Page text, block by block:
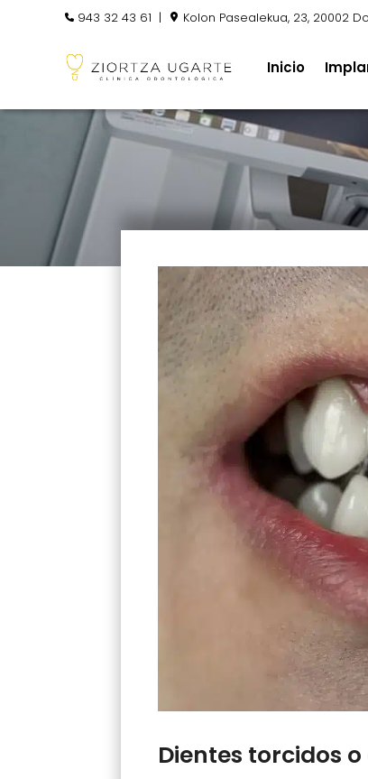
943 32 43 61 | Kolon Pasealekua, 23, 20002
Inicio
Dientes torcidos